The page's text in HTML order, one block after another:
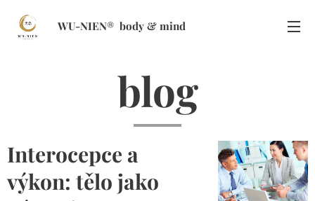
WU-NIEN® body & mind
blog
Interocepce a
výkon: tělo jako